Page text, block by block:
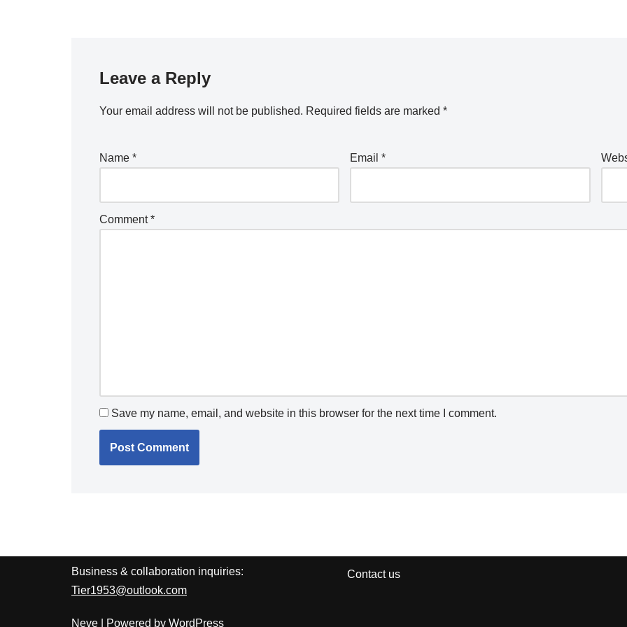
Leave a Reply
Your email address will not be published. Required fields are marked *
Name * Email*
Comment*
Save my name, email, and website in this browser for the next time I comment.
Business & collaboration inquiries:
Tier1953@outlook.com
Neve | Powered by WordPress
Contact us